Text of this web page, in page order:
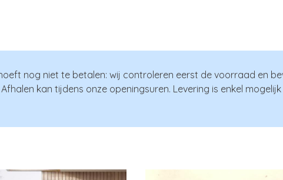
nog niet te betalen: wij controleren eerst de voorraad en
kan tijdens onze openingsuren. Levering is enkel